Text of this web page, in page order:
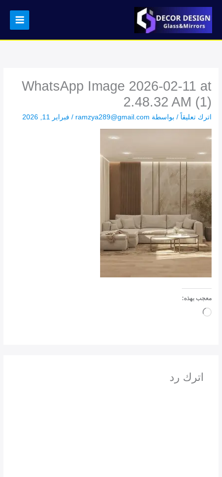
المحتوى
WhatsApp Image 2026-02-11 at
2.48.32 AM (1)
اترك تعليقاً / بواسطة ramzya289@gmail.com
/ فبراير 11, 2026
معجب بهذه:
جاري
اترك رد